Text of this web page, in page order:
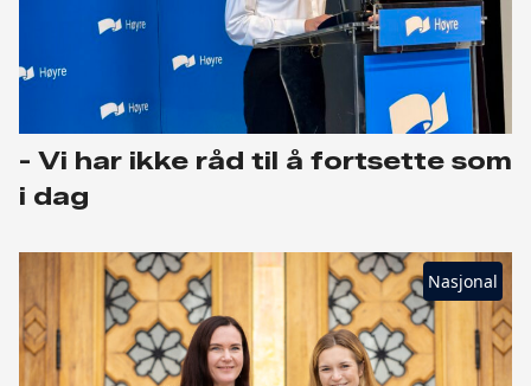
- Vi har ikke råd til å fortsette som
i dag
Nasjonal